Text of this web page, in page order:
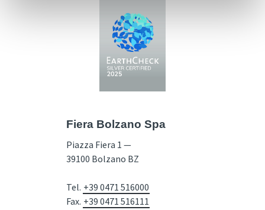
Fiera Bolzano Spa
Piazza Fiera 1 —
39100 Bolzano BZ
Tel. +39 0471 516000
Fax. +39 0471 516111